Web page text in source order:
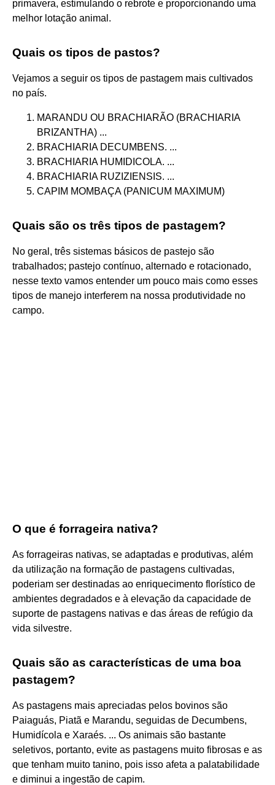
primavera, estimulando o rebrote e proporcionando uma
melhor lotação animal.
Quais os tipos de pastos?
Vejamos a seguir os tipos de pastagem mais cultivados
no país.
MARANDU OU BRACHIARÃO (BRACHIARIA
BRIZANTHA) ...
BRACHIARIA DECUMBENS. ...
BRACHIARIA HUMIDICOLA. ...
BRACHIARIA RUZIZIENSIS. ...
CAPIM MOMBAÇA (PANICUM MAXIMUM)
Quais são os três tipos de pastagem?
No geral, três sistemas básicos de pastejo são
trabalhados; pastejo contínuo, alternado e rotacionado,
nesse texto vamos entender um pouco mais como esses
tipos de manejo interferem na nossa produtividade no
campo.
O que é forrageira nativa?
As forrageiras nativas, se adaptadas e produtivas, além
da utilização na formação de pastagens cultivadas,
poderiam ser destinadas ao enriquecimento florístico de
ambientes degradados e à elevação da capacidade de
suporte de pastagens nativas e das áreas de refúgio da
vida silvestre.
Quais são as características de uma boa
pastagem?
As pastagens mais apreciadas pelos bovinos são
Paiaguás, Piatã e Marandu, seguidas de Decumbens,
Humidícola e Xaraés. ... Os animais são bastante
seletivos, portanto, evite as pastagens muito fibrosas e as
que tenham muito tanino, pois isso afeta a palatabilidade
e diminui a ingestão de capim.